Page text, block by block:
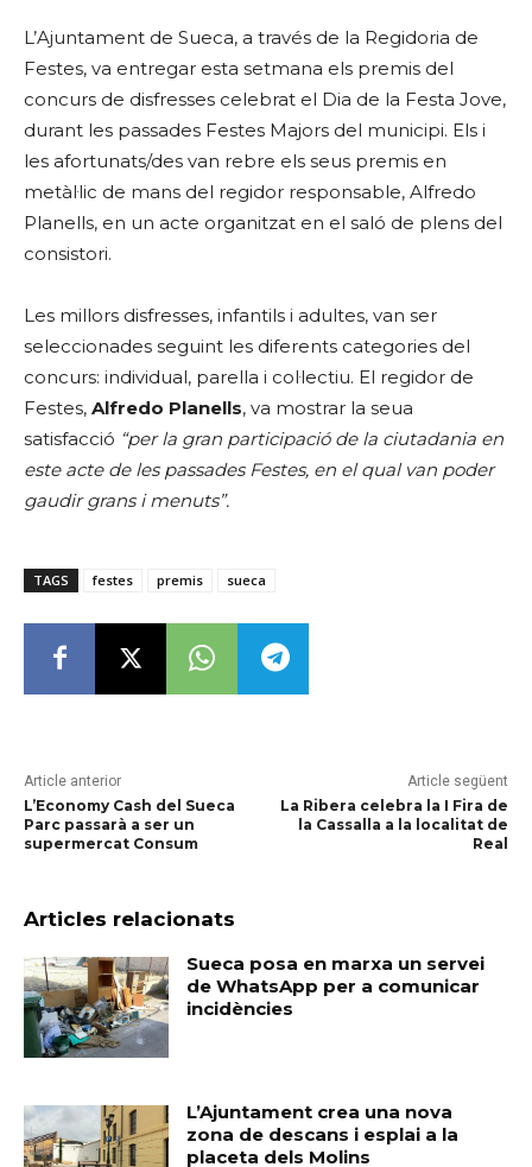
L’Ajuntament de Sueca, a través de la Regidoria de
Festes, va entregar esta setmana els premis del
concurs de disfresses celebrat el Dia de la Festa Jove,
durant les passades Festes Majors del municipi. Els i
les afortunats/des van rebre els seus premis en
metàl·lic de mans del regidor responsable, Alfredo
Planells, en un acte organitzat en el saló de plens del
consistori.
Les millors disfresses, infantils i adultes, van ser
seleccionades seguint les diferents categories del
concurs: individual, parella i col·lectiu. El regidor de
Festes, Alfredo Planells, va mostrar la seua
satisfacció “per la gran participació de la ciutadania en
este acte de les passades Festes, en el qual van poder
gaudir grans i menuts”.
TAGS festes premis sueca
Article anterior
L’Economy Cash del Sueca
Parc passarà a ser un
supermercat Consum
Article següent
La Ribera celebra la I Fira de
la Cassalla a la localitat de
Real
Articles relacionats
Sueca posa en marxa un servei
de WhatsApp per a comunicar
incidències
L’Ajuntament crea una nova
zona de descans i esplai a la
placeta dels Molins